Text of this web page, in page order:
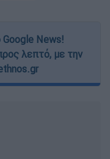
News!
λεπτό, με την